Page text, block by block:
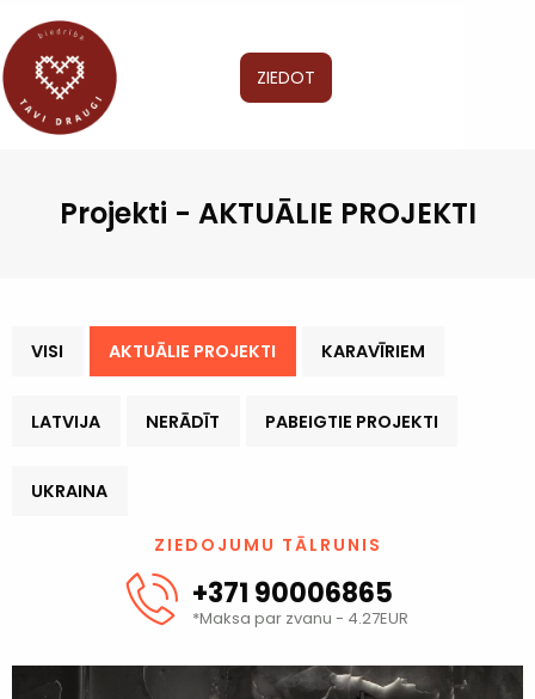
ZIEDOT
Projekti - AKTUĀLIE PROJEKTI
VISI AKTUĀLIE PROJEKTI KARAVĪRIEM
LATVIJA NERĀDĪT PABEIGTIE PROJEKTI
UKRAINA
ZIEDOJUMU TĀLRUNIS
+371 90006865
*Maksa par zvanu - 4.27EUR